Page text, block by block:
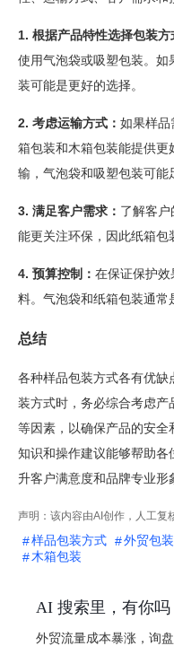
1. 根据产品特性选择包装方
使用气泡袋或吸塑包装。
装可能是更好的选择。
2. 考虑运输方式： 如果样品
箱包装和木箱包装能提供更
输，气泡袋和吸塑包装可能
3. 满足客户需求： 了解客
能更关注环保，因此纸箱包
4. 预算控制： 在保证保护
料。气泡袋和纸箱包装通常
总结
各种样品包装方式各有优
装方式时，务必综合考虑
等因素，以确保产品的安全
知识和操作建议能够帮助各
升客户满意度和品牌专业形
声明：该内容由AI创作，人工复
样品包装方式 外贸包装
木箱包装
AI 搜索里，有你吗
外贸流量成本暴涨，询